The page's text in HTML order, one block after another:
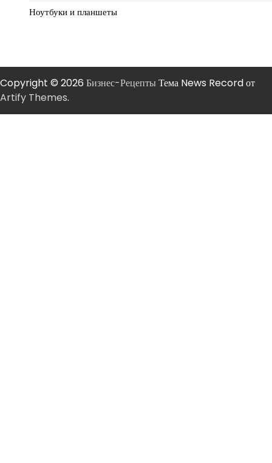
Ноутбуки и планшеты
Copyright © 2026 Бизнес-РецептыТема News Record от
Artify Themes.